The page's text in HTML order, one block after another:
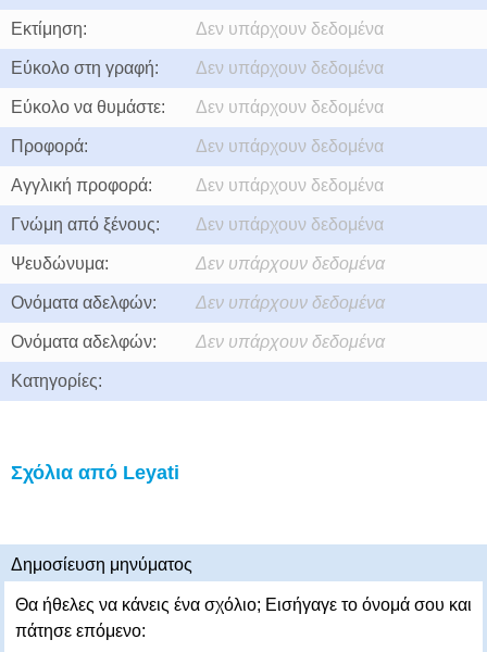
Εκτίμηση: Δεν υπάρχουν δεδομένα
Εύκολο στη γραφή: Δεν υπάρχουν δεδομένα
Εύκολο να θυμάστε: Δεν υπάρχουν δεδομένα
Προφορά: Δεν υπάρχουν δεδομένα
Αγγλική προφορά: Δεν υπάρχουν δεδομένα
Γνώμη από ξένους: Δεν υπάρχουν δεδομένα
Ψευδώνυμα: Δεν υπάρχουν δεδομένα
Ονόματα αδελφών: Δεν υπάρχουν δεδομένα
Ονόματα αδελφών: Δεν υπάρχουν δεδομένα
Κατηγορίες:
Σχόλια από Leyati
Δημοσίευση μηνύματος
Θα ήθελες να κάνεις ένα σχόλιο; Εισήγαγε το όνομά σου και
πάτησε επόμενο: